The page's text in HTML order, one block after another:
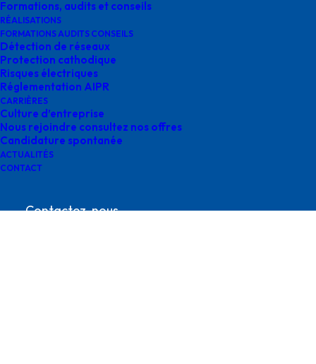
Formations, audits et conseils
RÉALISATIONS
FORMATIONS AUDITS CONSEILS
Détection de réseaux
Protection cathodique
Risques électriques
Réglementation AIPR
CARRIÈRES
Culture d’entreprise
Nous rejoindre consultez nos offres
Candidature spontanée
ACTUALITÉS
CONTACT
Contactez-nous
survey en normandie